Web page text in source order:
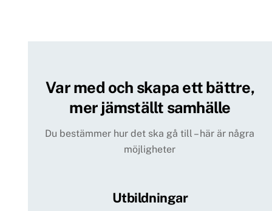
Var med och skapa ett bättre,
mer jämställt samhälle
Du bestämmer hur det ska gå till – här är några
möjligheter
Utbildningar